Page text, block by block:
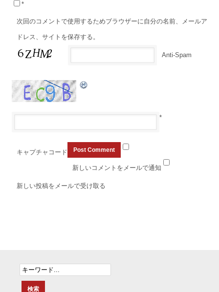
次回のコメントで使用するためブラウザーに自分の名前、メールア
ドレス、サイトを保存する。
Anti-Spam
*
キャプチャコード
*
新しいコメントをメールで通知
新しい投稿をメールで受け取る